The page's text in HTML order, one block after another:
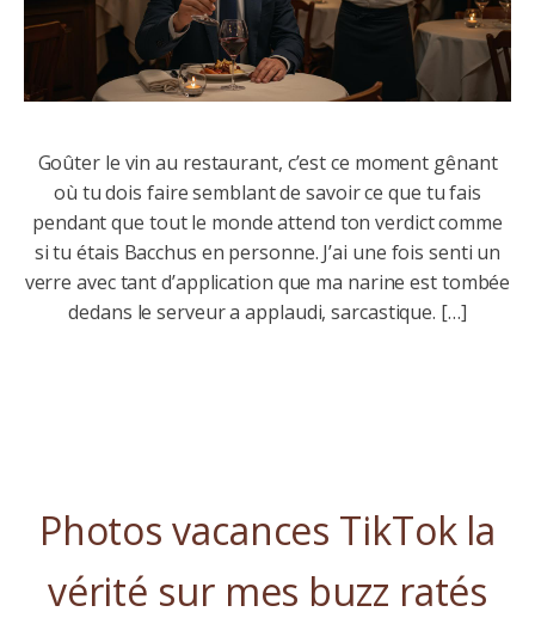
Goûter le vin au restaurant, c’est ce moment gênant
où tu dois faire semblant de savoir ce que tu fais
pendant que tout le monde attend ton verdict comme
si tu étais Bacchus en personne. J’ai une fois senti un
verre avec tant d’application que ma narine est tombée
dedans le serveur a applaudi, sarcastique. […]
Photos vacances TikTok la
vérité sur mes buzz ratés